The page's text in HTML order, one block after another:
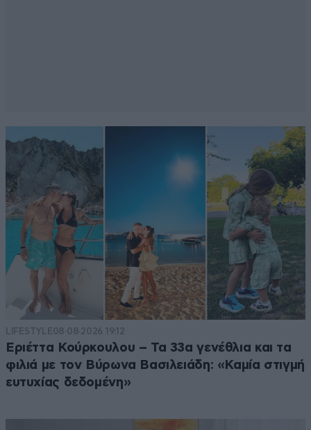
LIFESTYLE08·08·2026 19:12
Εριέττα Κούρκουλου – Τα 33α γενέθλια και τα
φιλιά με τον Βύρωνα Βασιλειάδη: «Καμία στιγμή
ευτυχίας δεδομένη»